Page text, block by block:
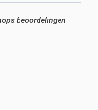
beoordelingen